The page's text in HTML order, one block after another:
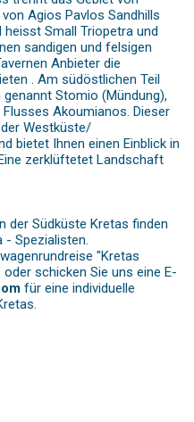
Agios Pavlos Sandhills
Small Triopetra und
sandigen und felsigen
Anbieter die
. Am südöstlichen Teil
Stomio (Mündung),
Akoumianos. Dieser
Westküste/
bietet Ihnen einen Einblick in
zerklüftetet Landschaft
der Südküste Kretas finden
- Spezialisten.
"Kretas
schicken Sie uns eine E-
für eine individuelle